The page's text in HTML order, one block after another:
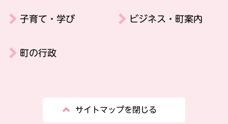
子育て・学び ビジネス・町案内
町の行政
サイトマップを閉じる